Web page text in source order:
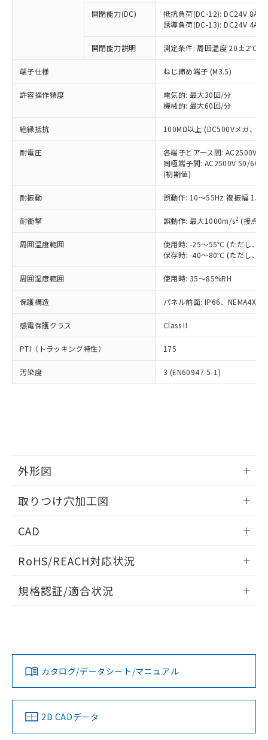
開閉能力(DC)
抵抗負荷(DC-12): DC24V 8A/
誘導負荷(DC-13): DC24V 4A/
開閉能力説明 測定条件: 周囲温度 20±2℃、
端子仕様 ねじ締め端子 (M3.5)
許容操作頻度
電気的: 最大30回/分
機械的: 最大60回/分
絶縁抵抗 100MΩ以上 (DC500Vメガ、点
耐電圧
各端子とアース間: AC2500V
同極端子間: AC2500V 50/
(初期値)
耐振動 誤動作: 10～55Hz 複振幅
耐衝撃 誤動作: 最大1000m/s2 (接点
周囲温度範囲
使用時: -25～55℃ (ただし、氷
保存時: -40～80℃ (ただし、氷
周囲湿度範囲 使用時: 35～85%RH
保護構造 パネル前面: IP66、NEMA4X,
感電保護クラス Class II
PTI（トラッキング特性） 175
汚染度 3 (EN60947-5-1)
外形図
取りつけ穴加工図
CAD
ドすることができます。
ログイン/会員登録
ダウンロードデータをご利用いただく前に、以下を必ずお読
みください。
ソフトウェアの使用条件
RoHS/REACH対応状況
EU RoHS 注意事項・凡例
対応済み
中国 RoHS 注意事項・凡例
規格認証/適合状況
LR型式承認
（イギリス
船舶規格）
DNV型式承認
（ノルウェー
BV型式承認
（フランス
KR型式
（韓国
No No No No
カタログ/データシート/マニュアル
2D CADデータ
ことをご了承ください。
在庫状況および標準価格照会結果は、
記載している更新日時点での社内デー
タに基づき作成されるものであり、閲
覧された時点での実際の在庫および標
準価格とは異なる場合があることをご
正式な納期状況および標準価格はお客
様のお取引先、またはお客様担当のオ
ムロン制御機器販売店・当社販売員に
オムロン制御機器販売店や当社販売拠
販売ネットワーク
」をご確認
在庫状況および標準価格結果を当社の
事前の承諾なく第三者に漏洩または開
示しないようお願いします。
マイパーツ機能（部品リスト作成サー
ビス）をご利用いただくには、I-Web
メンバーズにご登録されている必要が
お客様が当ウェブサイト上で当社にご
登録された部品リストについて、当社
および当社の共同利用者が、当社の製
品・サービスに関するお客様との取
引・商談に必要な範囲で利用すること
※当社の共同利用者とは、"個人情報
の「1.共同利
用者の範囲」に記載されている法人を
いたものが、含有品と判明した場合などや
むを得ず変更することがあります。
*EU RoHS指令（10物質）：
鉛(Pb) 1000ppm以下、 水銀(Hg) 1000ppm以下、 カド
六価クロム(Cr(Ⅵ)) 1000ppm以下、ポリ臭化ビフェニル
類(PBB) 1000ppm以下、ポリ臭化ジフェニルエーテル類
(PBDE) 1000ppm以下、フタル酸ビス(2-エチルヘキシ
ル) (DEHP)(別名：DOP) 1000ppm以下、フタル酸ブチ
ルベンジル（BBP） 1000ppm以下、フタル酸ジブチル
（DBP） 1000ppm以下、フタル酸ジイソブチル
(DIBP) 1000ppm以下
但し、RoHS指令で産業用監視および制御機器に対する
フタル酸エステル類の４物質については閾値を超える意
図的な使用がないことを確認しています。
部品在庫の切り替え状況などにより、予定
月が前後することがあります。
※3 非含有証明書ダウンロード
下記の非含有証明書をダウンロードするこ
とができます。
EU RoHS指令（10物質）の非含有証明書
51物質の非含有証明書（当社基準）
※本証明書は発行日時点で非含有を証明す
るもので、過去に遡って非含有を証明する
していることから、特段のことがない限
り、2022年1月12日より割愛しておりま
す。
基準値を超えていることを示します。
「－」：未確認です。当社販売部門へお問
ム) : 100ppm、
Cr(Ⅵ)(六価クロム) : 1000ppm、 PBBs(ポリ臭化ビフェ
ニル類) : 1000ppm、 PBDEs(ポリ臭化ジフェニルエーテ
ル類) : 1000ppm、
DBP(フタル酸ジブチル) : 1000ppm、 DIBP(フタル酸ジ
イソブチル) : 1000ppm、 BBP(フタル酸ブチルベンジ
ル) : 1000ppm、
DEHP(フタル酸ビス(2-エチルヘキシル)) : 1000ppm
「ｅ」：有害物質（10物質）のすべてが基
準値以下であることを示します。
「10」：通常の使用状況下において有害物
質が外部に漏えいし、環境に深刻な影響を
及ぼさない年数を意味します。
「－」：未確認です。当社販売部門へお問
い合わせください。
当社は、これら貴社製品のうち、外国
為替および外国貿易法に定める商品
（以下｢規制貨物等」という）を輸出
または国外への提供する場合は、日本
国政府の輸出許可(または役務取引許
可)を取得するなどの必要な手続きを
当社は規制貨物を破棄する場合は、完
全に破砕するなど、違法に輸出されな
いよう必要な手段を講じます。
当社は貴社製品を、核兵器、ミサイ
ル、化学兵器、生物兵器またはその他
武器並びにこれらの製造装置等に一切
当社は、貴社製品を第三者に販売する
場合は、上記1、2および3の内容を当
該第三者に通知します。また当社は、
販売先および販売に係わる関係者が違
法に輸出するおそれがある場合は、取
り引きをいたしません。
キャンセル
説明
○ 一定数以上の在庫あり
一定数には満たないが在庫あり
在庫なし(最新の在庫状況につ
いては、お客様のお取引先、ま
たはお客様担当のオムロン制御
機器販売店・当社販売員にご確
白
受注生産機種、また在庫状況の
情報を公開していない機種